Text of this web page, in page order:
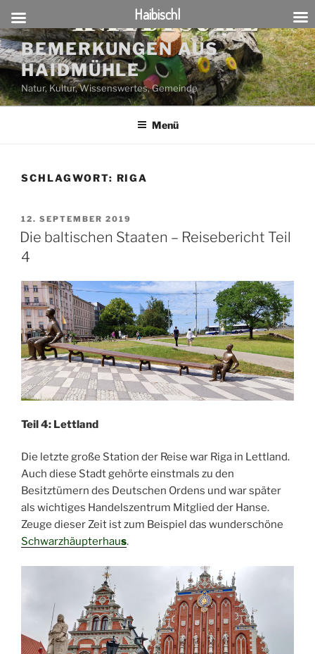
Zum
Inhalt
springen
BEMERKUNGEN AUS
HAIDMÜHLE
Natur, Kultur, Wissenswertes, Gemeinde
Menü
SCHLAGWORT: RIGA
VERÖFFENTLICHT
AM
12. SEPTEMBER 2019
Die baltischen Staaten – Reisebericht Teil
4
Teil 4: Lettland
Die letzte große Station der Reise war Riga in Lettland.
Auch diese Stadt gehörte einstmals zu den
Besitztümern des Deutschen Ordens und war später
als wichtiges Handelszentrum Mitglied der Hanse.
Zeuge dieser Zeit ist zum Beispiel das wunderschöne
Schwarzhäupterhaus.
Haibischl